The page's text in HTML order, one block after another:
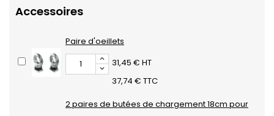
Accessoires
Paire d'oeillets
31,45 € HT
37,74 € TTC
2 paires de butées de chargement 18cm pour